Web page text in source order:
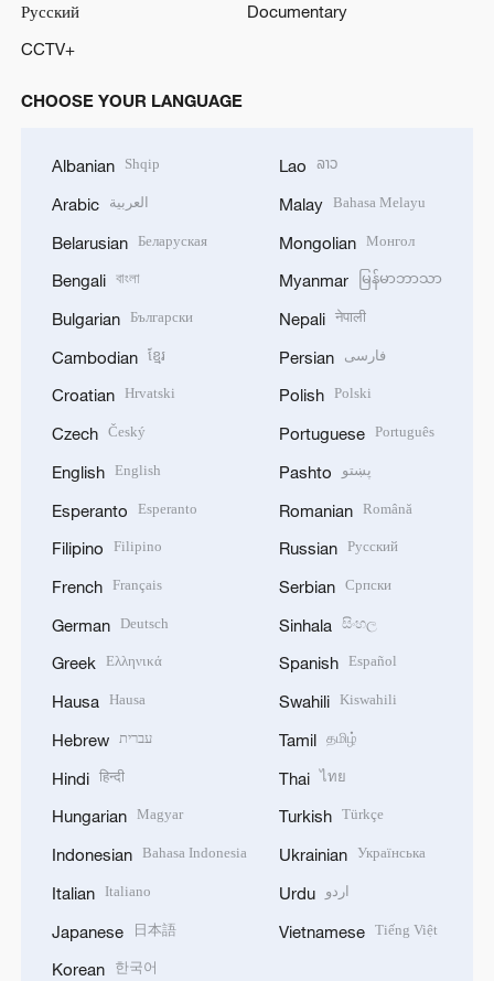
Русский
Documentary
CCTV+
CHOOSE YOUR LANGUAGE
Albanian Shqip
Arabic العربية
Belarusian Беларуская
Bengali বাংলা
Bulgarian Български
Cambodian ខ្មែរ
Croatian Hrvatski
Czech Český
English English
Esperanto Esperanto
Filipino Filipino
French Français
German Deutsch
Greek Ελληνικά
Hausa Hausa
Hebrew עברית
Hindi हिन्दी
Hungarian Magyar
Indonesian Bahasa Indonesia
Italian Italiano
Japanese 日本語
Korean 한국어
Lao ລາວ
Malay Bahasa Melayu
Mongolian Монгол
Myanmar မြန်မာဘာသာ
Nepali नेपाली
Persian فارسی
Polish Polski
Portuguese Português
Pashto پښتو
Romanian Română
Russian Русский
Serbian Српски
Sinhala සිංහල
Spanish Español
Swahili Kiswahili
Tamil தமிழ்
Thai ไทย
Turkish Türkçe
Ukrainian Українська
Urdu اردو
Vietnamese Tiếng Việt